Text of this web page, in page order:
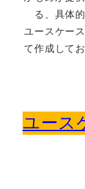
る、具体
ユースケー
て作成して
ユース